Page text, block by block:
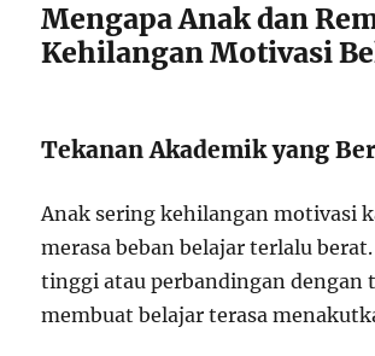
Mengapa Anak dan
Kehilangan Motivasi
Tekanan Akademik yang
Anak sering kehilangan motivasi
merasa beban belajar terlalu
tinggi atau perbandingan dengan
membuat belajar terasa